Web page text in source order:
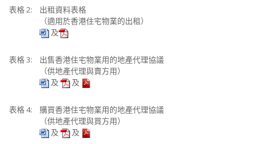
表格 2:
出租資料表格
（適用於香港住宅物業的出租）
及
表格 3:
出售香港住宅物業用的地產代理協議
（供地產代理與賣方用）
及
及
表格 4:
購買香港住宅物業用的地產代理協議
（供地產代理與買方用）
及
及